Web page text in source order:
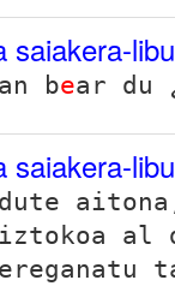
saiakera-
bear du
saiakera-